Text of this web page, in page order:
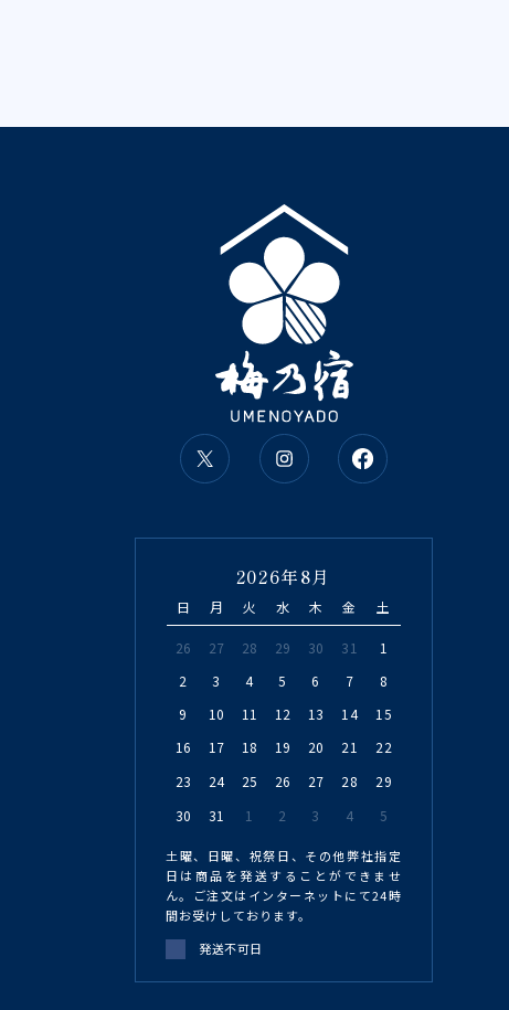
2026年8月
日 月 火 水 木 金 土
26 27 28 29 30 31
1
2
3 4 5 6 7
8
9
10 11 12 13 14
15
16
17 18 19 20 21
22
23
24 25 26 27 28
29
30
31 1 2 3 4 5
土曜、日曜、祝祭日、その他弊社指定
日は商品を発送することができませ
ん。ご注文はインターネットにて24時
間お受けしております。
発送不可日